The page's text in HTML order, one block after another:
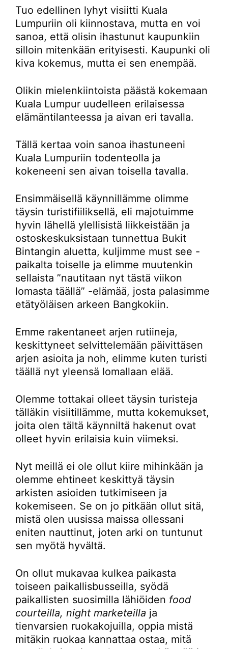
Tuo edellinen lyhyt visiitti Kuala
Lumpuriin oli kiinnostava, mutta en voi
sanoa, että olisin ihastunut kaupunkiin
silloin mitenkään erityisesti. Kaupunki oli
kiva kokemus, mutta ei sen enempää.
Olikin mielenkiintoista päästä kokemaan
Kuala Lumpur uudelleen erilaisessa
elämäntilanteessa ja aivan eri tavalla.
Tällä kertaa voin sanoa ihastuneeni
Kuala Lumpuriin todenteolla ja
kokeneeni sen aivan toisella tavalla.
Ensimmäisellä käynnillämme olimme
täysin turistifiiliksellä, eli majotuimme
hyvin lähellä ylellisistä liikkeistään ja
ostoskeskuksistaan tunnettua Bukit
Bintangin aluetta, kuljimme must see -
paikalta toiselle ja elimme muutenkin
sellaista ”nautitaan nyt tästä viikon
lomasta täällä” -elämää, josta palasimme
etätyöläisen arkeen Bangkokiin.
Emme rakentaneet arjen rutiineja,
keskittyneet selvittelemään päivittäsen
arjen asioita ja noh, elimme kuten turisti
täällä nyt yleensä lomallaan elää.
Olemme tottakai olleet täysin turisteja
tälläkin visiitillämme, mutta kokemukset,
joita olen tältä käynniltä hakenut ovat
olleet hyvin erilaisia kuin viimeksi.
Nyt meillä ei ole ollut kiire mihinkään ja
olemme ehtineet keskittyä täysin
arkisten asioiden tutkimiseen ja
kokemiseen. Se on jo pitkään ollut sitä,
mistä olen uusissa maissa ollessani
eniten nauttinut, joten arki on tuntunut
sen myötä hyvältä.
On ollut mukavaa kulkea paikasta
toiseen paikallisbusseilla, syödä
paikallisten suosimilla lähiöiden food
courteilla, night marketeilla ja
tienvarsien ruokakojuilla, oppia mistä
mitäkin ruokaa kannattaa ostaa, mitä